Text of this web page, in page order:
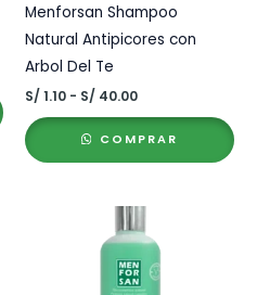
Menforsan Shampoo
Natural Antipicores con
Arbol Del Te
S/ 1.10 - S/ 40.00Rango
desde
S/ 1.10
COMPRAR